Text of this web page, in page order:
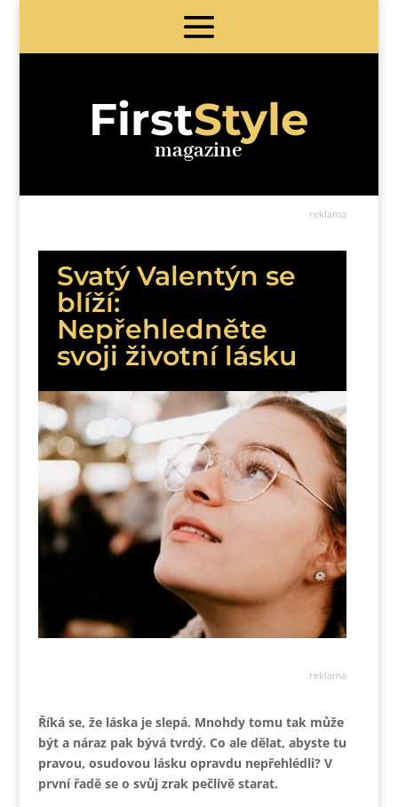
FirstStyle
magazine
reklama
Svatý Valentýn se
blíží:
Nepřehledněte
svoji životní lásku
reklama
Říká se, že láska je slepá. Mnohdy tomu tak může
být a náraz pak bývá tvrdý. Co ale dělat, abyste tu
pravou, osudovou lásku opravdu nepřehlédli? V
první řadě se o svůj zrak pečlivě starat.